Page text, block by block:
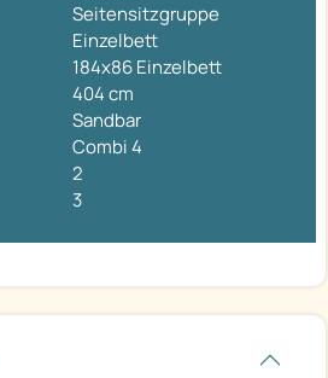
Seitensitzgruppe
Einzelbett
184x86 Einzelbett
404 cm
Sandbar
Combi 4
2
3